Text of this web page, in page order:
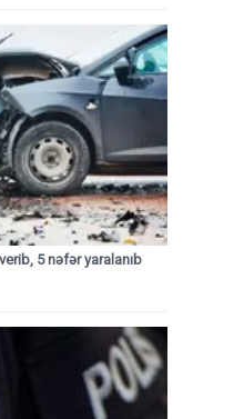
5 nəfər yaralanıb